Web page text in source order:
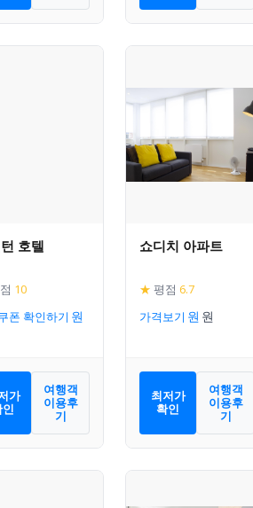
호텔
10
폰 확인하기
가
여행객
이용후
기
쇼디치 아파트
★ 평점 6.7
가격보기
최저가
확인
여행객
이용후
기